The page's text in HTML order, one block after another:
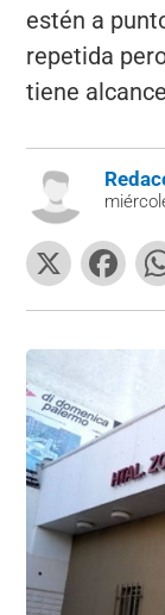
estén a
repetida
tiene
X
F
a
c
b
o
o
k